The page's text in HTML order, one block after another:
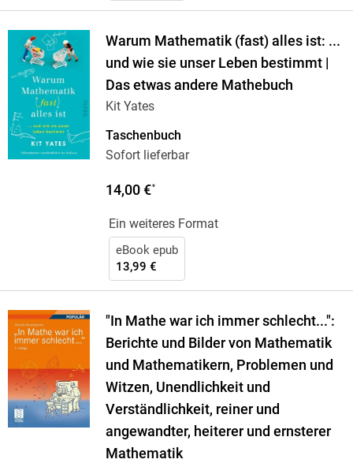
Warum Mathematik (fast) alles ist: ...
und wie sie unser Leben bestimmt |
Das etwas andere Mathebuch
Kit Yates
Taschenbuch
Sofort lieferbar
14,00 €*
Ein weiteres Format
eBook epub
13,99 €
"In Mathe war ich immer schlecht...":
Berichte und Bilder von Mathematik
und Mathematikern, Problemen und
Witzen, Unendlichkeit und
Verständlichkeit, reiner und
angewandter, heiterer und ernsterer
Mathematik